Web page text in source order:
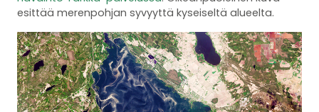
esittää merenpohjan syvyyttä kyseiseltä alueelta.